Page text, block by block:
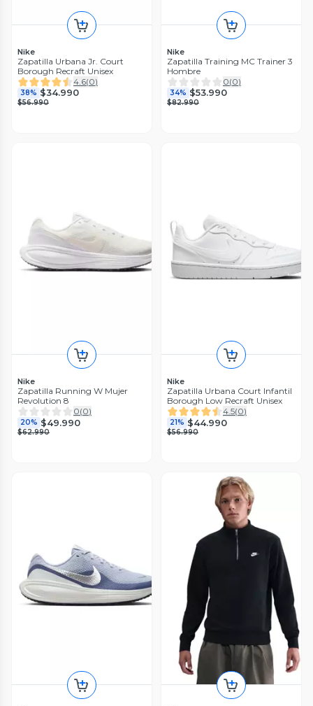
Nike
Zapatilla Urbana Jr. Court
Borough Recraft Unisex
4.6(0)
38% $34.990
$56.990
Nike
Zapatilla Training MC Trainer 3
Hombre
0(0)
34% $53.990
$82.990
Nike
Zapatilla Running W Mujer
Revolution 8
0(0)
20% $49.990
$62.990
Nike
Zapatilla Urbana Court Infantil
Borough Low Recraft Unisex
4.5(0)
21% $44.990
$56.990